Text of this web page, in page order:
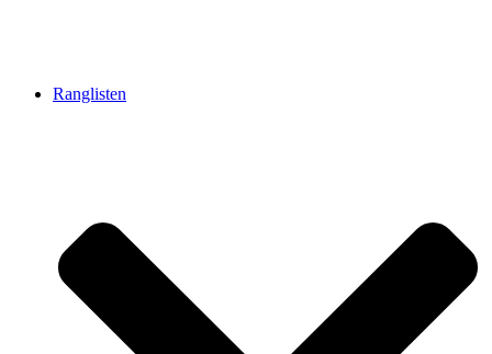
Ranglisten